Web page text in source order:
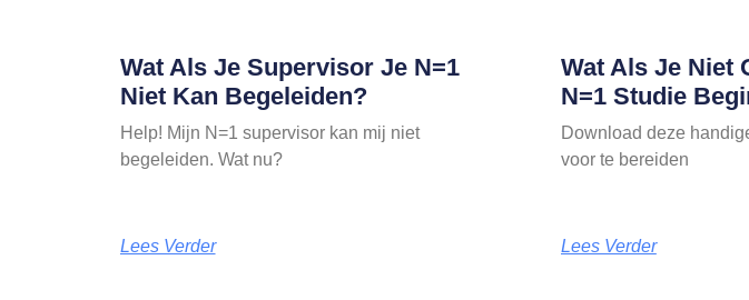
Wat Als Je Supervisor Je N=1
Niet Kan Begeleiden?
Help! Mijn N=1 supervisor kan mij niet
begeleiden. Wat nu?
Lees Verder
Wat Als Je Niet
N=1 Studie
Download deze
voor te bereiden
Lees Verder